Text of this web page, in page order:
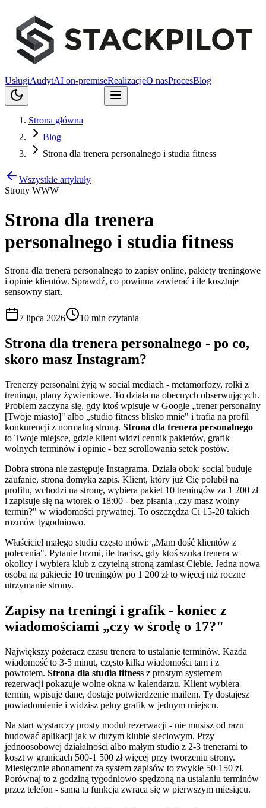
UsługiAudytAI on-premiseRealizacjeO nasProcesBlog
Strona główna
Blog
Strona dla trenera personalnego i studia fitness
Wszystkie artykuły
Strony WWW
Strona dla trenera
personalnego i studia fitness
Strona dla trenera personalnego to zapisy online, pakiety treningowe
i opinie klientów. Sprawdź, co powinna zawierać i ile kosztuje
sensowny start.
7 lipca 2026 10 min czytania
Strona dla trenera personalnego - po co,
skoro masz Instagram?
Trenerzy personalni żyją w social mediach - metamorfozy, rolki z
treningu, plany żywieniowe. To działa na obecnych obserwujących.
Problem zaczyna się, gdy ktoś wpisuje w Google „trener personalny
[Twoje miasto]" albo „studio fitness blisko mnie" i trafia na profil
konkurencji z normalną stroną. Strona dla trenera personalnego
to Twoje miejsce, gdzie klient widzi cennik pakietów, grafik
wolnych terminów i opinie - bez scrollowania setek postów.
Dobra strona nie zastępuje Instagrama. Działa obok: social buduje
zaufanie, strona domyka zapis. Klient, który już Cię polubił na
profilu, wchodzi na stronę, wybiera pakiet 10 treningów za 1 200 zł
i zapisuje się na wtorek o 18:00 - bez pisania „czy masz wolny
termin?" w wiadomości prywatnej. To oszczędza Ci 15-20 takich
rozmów tygodniowo.
Właściciel małego studia często mówi: „Mam dość klientów z
polecenia". Pytanie brzmi, ile tracisz, gdy ktoś szuka trenera w
okolicy i wybiera klub z czytelną stroną zamiast Ciebie. Jedna nowa
osoba na pakiecie 10 treningów po 1 200 zł to więcej niż roczne
utrzymanie strony.
Zapisy na treningi i grafik - koniec z
wiadomościami „czy w środę o 17?"
Największy pożeracz czasu trenera to ustalanie terminów. Każda
wiadomość to 3-5 minut, często kilka wiadomości tam i z
powrotem. Strona dla studia fitness z prostym systemem
rezerwacji pokazuje wolne okna w kalendarzu. Klient wybiera
termin, wpisuje dane, dostaje potwierdzenie mailem. Ty dostajesz
powiadomienie i widzisz pełny grafik w jednym miejscu.
Na start wystarczy prosty moduł rezerwacji - nie musisz od razu
budować aplikacji jak w dużym klubie sieciowym. Przy
jednoosobowej działalności albo małym studio z 2-3 trenerami to
koszt w granicach 500-1 500 zł więcej przy tworzeniu strony.
Miesięcznie abonament za system zapisów to zwykle 50-150 zł.
Porównaj to z godziną tygodniowo spędzoną na ustalaniu terminów
przez telefon - sama ta funkcja zwraca się w pierwszym miesiącu.